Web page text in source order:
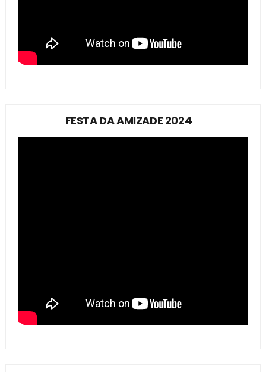
FESTA DA AMIZADE 2024